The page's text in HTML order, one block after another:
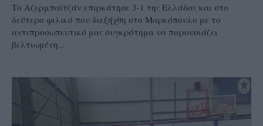
Το Αζερμπαϊτζάν επιρκάτησε 3-1 της Ελλάδας και στο
δεύτερο φιλικό που διεξήχθη στο Μαρκόπουλο με το
αντιπροσωπευτικό μας συγκρότημα να παρουσιάζει
βελτιωμένη...